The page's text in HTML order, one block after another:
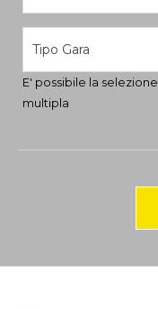
Tipo Gara
E' possibile la selezione
multipla